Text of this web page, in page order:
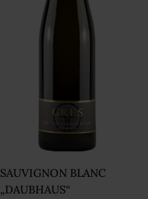
SAUVIGNON BLANC
„DAUBHAUS“